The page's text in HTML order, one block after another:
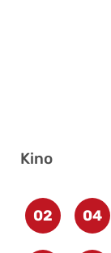
Kino
02 04